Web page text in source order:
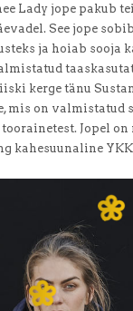
Lady jope pakub
See jope
ja hoiab sooja
kerge tänu
mis on valmistatud
Jopel on
kahesuunaline